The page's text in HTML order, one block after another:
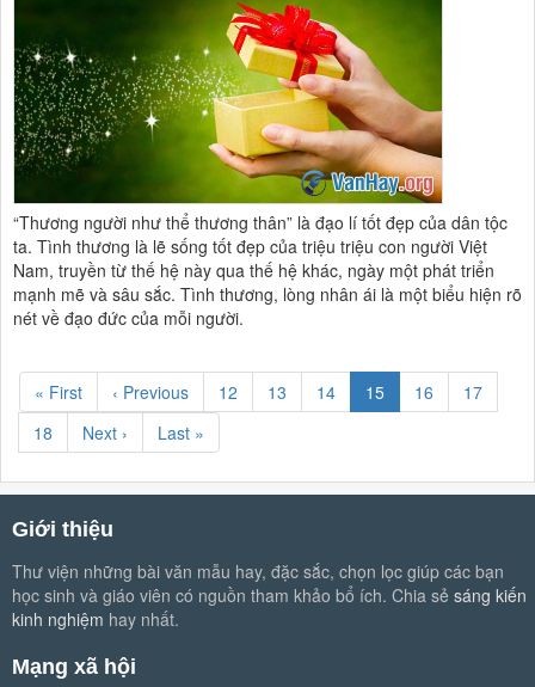
“Thương người như thể thương thân” là đạo lí tốt đẹp của dân tộc
ta. Tình thương là lẽ sống tốt đẹp của triệu triệu con người Việt
Nam, truyền từ thế hệ này qua thế hệ khác, ngày một phát triển
mạnh mẽ và sâu sắc. Tình thương, lòng nhân ái là một biểu hiện rõ
nét về đạo đức của mỗi người.
« First ‹ Previous 12 13 14 15 16
17
18
Next › Last »
Giới thiệu
Thư viện những bài văn mẫu hay, đặc sắc, chọn lọc giúp các bạn
học sinh và giáo viên có nguồn tham khảo bổ ích. Chia sẻ sáng kiến
kinh nghiệm hay nhất.
Mạng xã hội